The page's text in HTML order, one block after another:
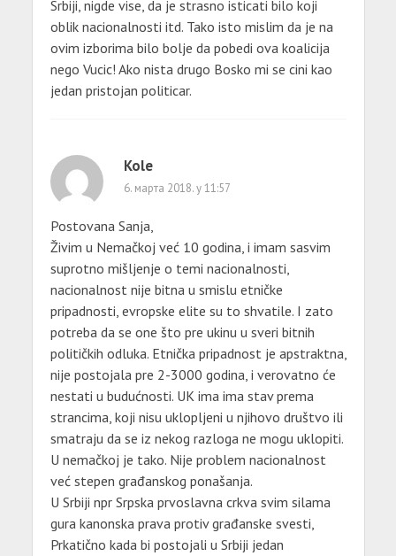
Srbiji, nigde vise, da je strasno isticati bilo koji
oblik nacionalnosti itd. Tako isto mislim da je na
ovim izborima bilo bolje da pobedi ova koalicija
nego Vucic! Ako nista drugo Bosko mi se cini kao
jedan pristojan politicar.
Kole
6. марта 2018. у 11:57
Postovana Sanja,
Živim u Nemačkoj već 10 godina, i imam sasvim
suprotno mišljenje o temi nacionalnosti,
nacionalnost nije bitna u smislu etničke
pripadnosti, evropske elite su to shvatile. I zato
potreba da se one što pre ukinu u sveri bitnih
političkih odluka. Etnička pripadnost je apstraktna,
nije postojala pre 2-3000 godina, i verovatno će
nestati u budućnosti. UK ima ima stav prema
strancima, koji nisu uklopljeni u njihovo društvo ili
smatraju da se iz nekog razloga ne mogu uklopiti.
U nemačkoj je tako. Nije problem nacionalnost
već stepen građanskog ponašanja.
U Srbiji npr Srpska prvoslavna crkva svim silama
gura kanonska prava protiv građanske svesti,
Prkatično kada bi postojali u Srbiji jedan